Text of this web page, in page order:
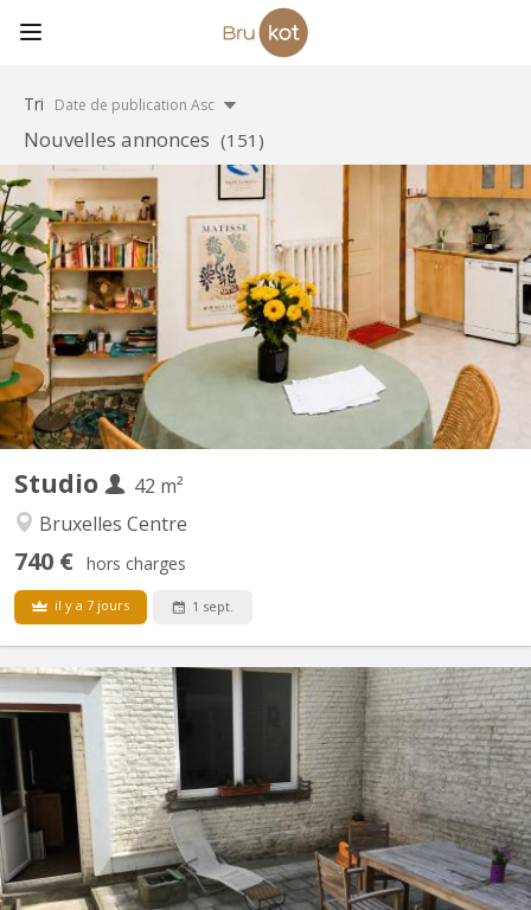
Tri Date de publication Asc
Nouvelles annonces (151)
Studio
42 m²
Bruxelles Centre
740 € hors charges
il y a 7 jours 1 sept.
BK 7315
UN SILENCE ILLUMINÉ🌟 pour 1 ou 2 pers. 1️⃣ cuisine de🎖️𝑳𝑼𝑿𝑬
⚜️ 2️⃣ véranda, canapé-lit 3️⃣ mezzanine💤2 pl. 4️⃣ douche💦WC.
𝑳𝙖𝙫𝙚𝙧𝙞𝙚 free🌈⛓️‍💥0€, cour 𝟑𝟖 𝙢², local🚲, 𝙈é𝙩𝙧𝙤
𝘽𝙚𝙡𝙜𝙞𝙘𝙖_𝙨𝙝𝙤𝙥𝙥𝙞𝙣𝙜 𝟑𝟎𝟎 m, 𝟏𝟎𝟎𝟎 𝘽𝙭𝙡👑 𝟯𝟓𝟬 𝙢 + 𝙋𝙖𝙧𝙘🌳
𝙏𝙤𝙪𝙧&𝙏𝙖𝙭𝙞𝙨, 𝙛𝙞𝙩𝙣𝙚𝙨𝙨 300 m 🏃🏽‍♂️, ⩫_🚶🏽‍♂️🌱_ ☘️ _🤸🏼‍♀️_🍃🧘🏻‍♂️.. _
🚴🏻‍♀️ 𝑳𝑶𝑪𝑨𝑻𝑰𝑶𝑵...
BK 9704
COLOCATION de 7 - Étudiants seulement Belle maison
lumineuse à Forest, située au cœur de Bruxelles avec un accès
facile aux transports en commun (Tram/Bus) et à proximité de la
gare de Bruxelles-Midi (gare internationale). Colocation
confortable. Maison confortable avec 7 chambres (toutes...